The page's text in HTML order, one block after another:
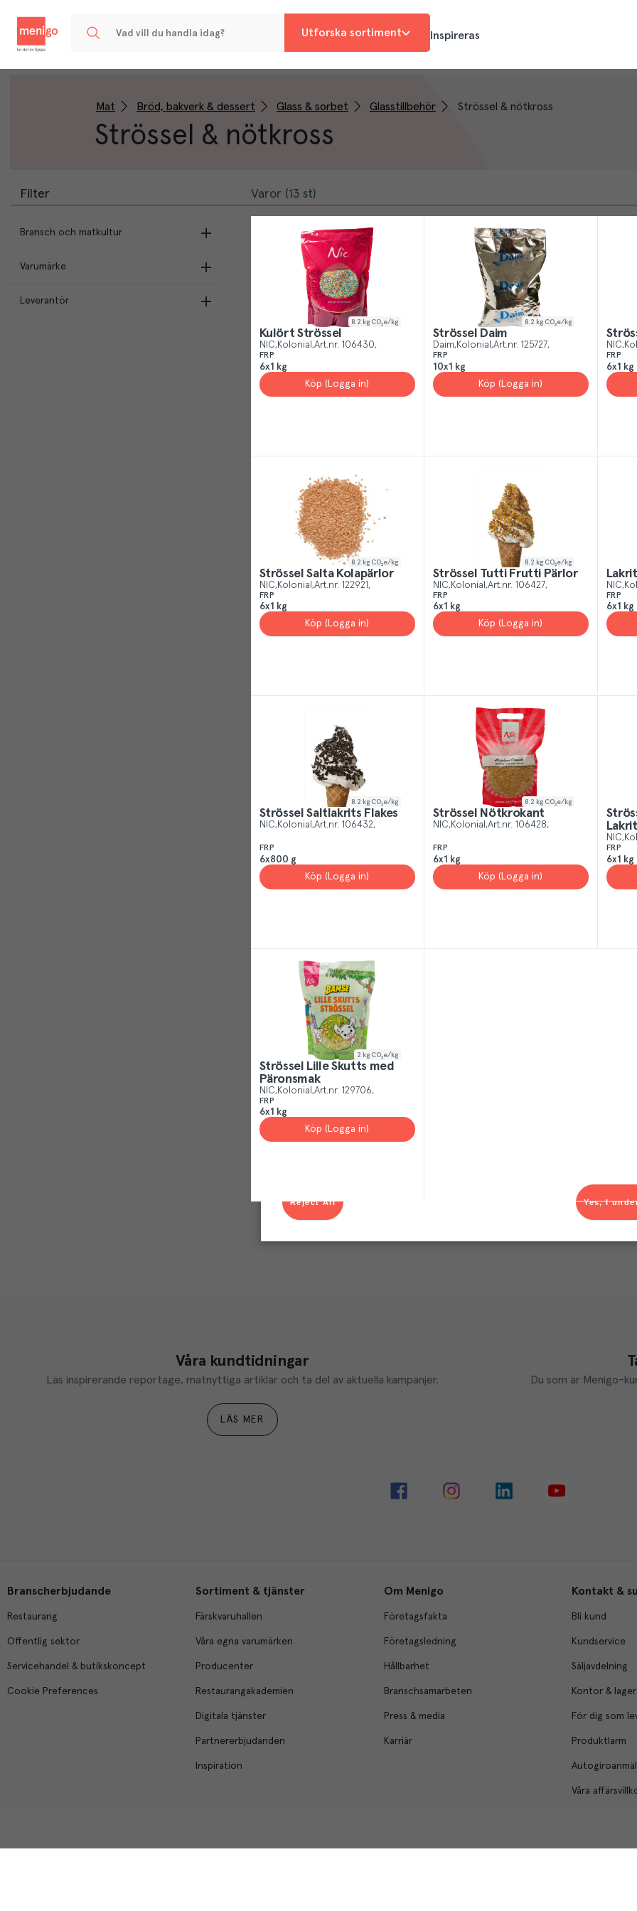
Utforska sortiment Inspireras
Mat Bröd, bakverk & dessert Glass & sorbet Glasstillbehör Strössel & nötkross
Strössel & nötkross
Varor (13 st)
8.2 kg CO₂e/kg
Kulört Strössel
NIC Kolonial Art.nr. 106430
FRP
6x1 kg
Köp (Logga in)
8.2 kg CO₂e/kg
Strössel Daim
Daim Kolonial Art.nr. 125727
FRP
10x1 kg
Köp (Logga in)
NIC
FRP
6x1 kg
8.2 kg CO₂e/kg
Strössel Salta Kolapärlor
NIC Kolonial Art.nr. 122921
FRP
6x1 kg
Köp (Logga in)
8.2 kg CO₂e/kg
Strössel Tutti Frutti Pärlor
NIC Kolonial Art.nr. 106427
FRP
6x1 kg
Köp (Logga in)
NIC
FRP
6x1 kg
8.2 kg CO₂e/kg
Strössel Saltlakrits Flakes
NIC Kolonial Art.nr. 106432
FRP
6x800 g
Köp (Logga in)
8.2 kg CO₂e/kg
Strössel Nötkrokant
NIC Kolonial Art.nr. 106428
FRP
6x1 kg
Köp (Logga in)
NIC
FRP
6x1 kg
2 kg CO₂e/kg
Strössel Lille Skutts med
Päronsmak
NIC Kolonial Art.nr. 129706
FRP
6x1 kg
Köp (Logga in)
Filter
Bransch och matkultur
Varumärke
NIC 11)
Leverantör
Våra kundtidningar
Läs inspirerande reportage, matnyttiga artiklar och ta del av aktuella kampanjer.
LÄS MER
Du som är Menigo-
Branscherbjudande
Restaurang
Offentlig sektor
Servicehandel & butikskoncept
Cookie Preferences
Sortiment & tjänster
Färskvaruhallen
Våra egna varumärken
Producenter
Restaurangakademien
Digitala tjänster
Partnererbjudanden
Inspiration
Om Menigo
Företagsfakta
Företagsledning
Hållbarhet
Branschsamarbeten
Press & media
Karriär
Kontakt &
Bli kund
Kundservice
Säljavdelning
Kontor & lager
För dig som
Produktlarm
Våra
Yes, I
Reject All